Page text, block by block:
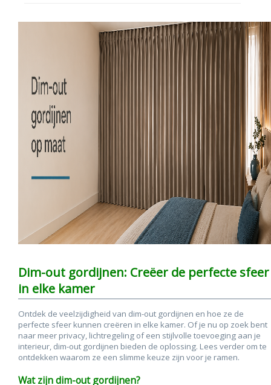
Dim-out gordijnen: Creëer de perfecte sfeer
in elke kamer
Ontdek de veelzijdigheid van dim-out gordijnen en hoe ze de
perfecte sfeer kunnen creëren in elke kamer. Of je nu op zoek bent
naar meer privacy, lichtregeling of een stijlvolle toevoeging aan je
interieur, dim-out gordijnen bieden de oplossing. Lees verder om te
ontdekken waarom ze een slimme keuze zijn voor je ramen.
Wat zijn dim-out gordijnen?